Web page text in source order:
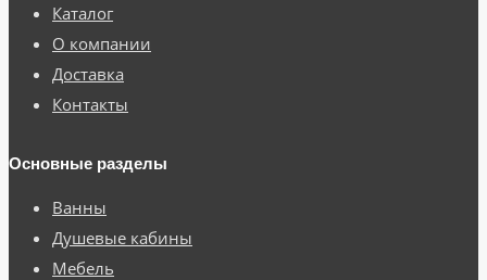
Каталог
О компании
Доставка
Контакты
Основные разделы
Ванны
Душевые кабины
Мебель